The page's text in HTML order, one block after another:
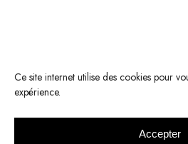
Ce site internet utilise des cookies pour
expérience.
Accepter